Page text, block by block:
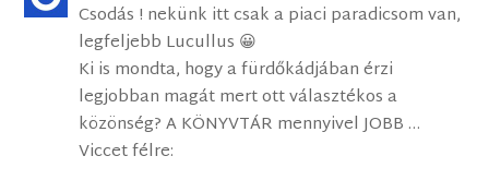
Csodás ! nekünk itt csak a piaci paradicsom van,
legfeljebb Lucullus 😀
Ki is mondta, hogy a fürdőkádjában érzi
legjobban magát mert ott választékos a
közönség? A KÖNYVTÁR mennyivel JOBB …
Viccet félre: